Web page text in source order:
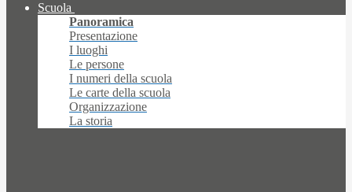
Scuola
Panoramica
Presentazione
I luoghi
Le persone
I numeri della scuola
Le carte della scuola
Organizzazione
La storia